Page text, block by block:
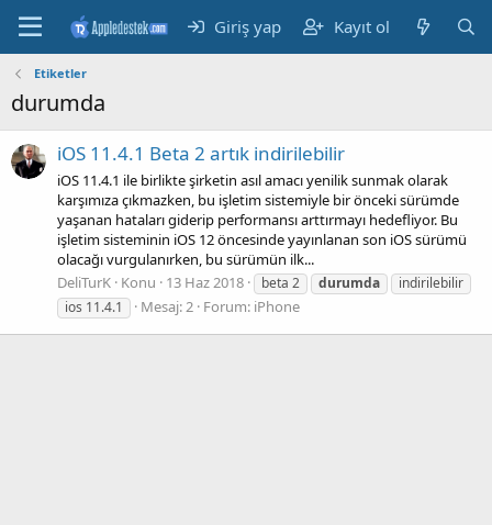
Giriş yap Kayıt ol
Etiketler
durumda
iOS 11.4.1 Beta 2 artık indirilebilir
iOS 11.4.1 ile birlikte şirketin asıl amacı yenilik sunmak olarak
karşımıza çıkmazken, bu işletim sistemiyle bir önceki sürümde
yaşanan hataları giderip performansı arttırmayı hedefliyor. Bu
işletim sisteminin iOS 12 öncesinde yayınlanan son iOS sürümü
olacağı vurgulanırken, bu sürümün ilk...
DeliTurK Konu 13 Haz 2018 beta 2 durumda
indirilebilir
ios 11.4.1
Mesaj: 2 Forum: iPhone